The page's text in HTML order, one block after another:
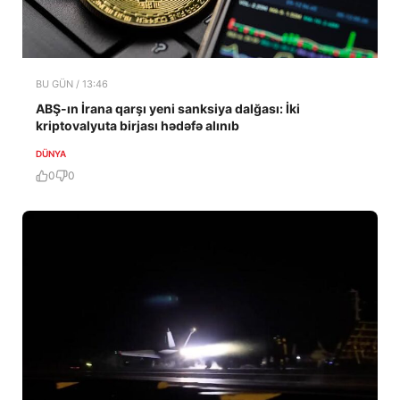
BU GÜN / 13:46
ABŞ-ın İrana qarşı yeni sanksiya dalğası: İki
kriptovalyuta birjası hədəfə alınıb
DÜNYA
0 0